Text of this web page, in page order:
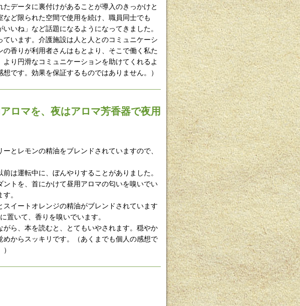
データに裏付けがあることが導入のきっかけと
ど限られた空間で使用を続け、職員同士でも
いね」など話題になるようになってきました。
います。介護施設は人と人とのコミュニケーシ
香りが利用者さんはもとより、そこで働く私た
り円滑なコミュニケーションを助けてくれるよ
です。効果を保証するものではありません。）
ロマを、夜はアロマ芳香器で夜用
とレモンの精油をブレンドされていますので、
は運転中に、ぼんやりすることがありました。
トを、首にかけて昼用アロマの匂いを嗅いでい
。
イートオレンジの精油がブレンドされています
置いて、香りを嗅いでいます。
ら、本を読むと、とてもいやされます。穏やか
からスッキリです。（あくまでも個人の感想で